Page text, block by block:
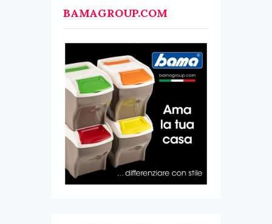
BAMAGROUP.COM